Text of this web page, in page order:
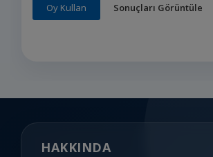
Oy Kullan Sonuçları Görüntüle
HAKKINDA